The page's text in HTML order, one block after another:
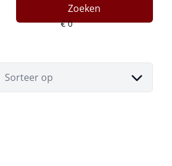
Zoeken
Sorteer op